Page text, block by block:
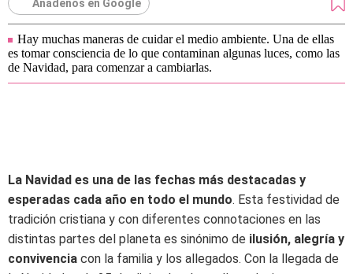
Añádenos en Google
Hay muchas maneras de cuidar el medio ambiente. Una de ellas
es tomar consciencia de lo que contaminan algunas luces, como las
de Navidad, para comenzar a cambiarlas.
La Navidad es una de las fechas más destacadas y
esperadas cada año en todo el mundo. Esta festividad de
tradición cristiana y con diferentes connotaciones en las
distintas partes del planeta es sinónimo de ilusión, alegría y
convivencia con la familia y los allegados. Con la llegada de